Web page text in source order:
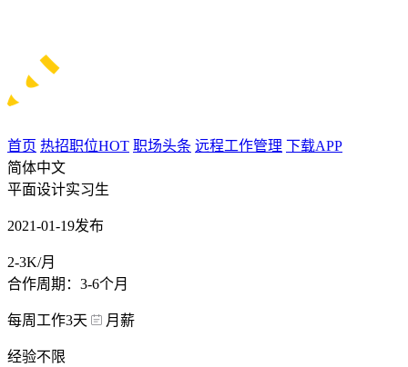
首页 热招职位HOT 职场头条 远程工作管理 下载APP
简体中文
平面设计实习生
2021-01-19发布
2-3K/月
合作周期：3-6个月
每周工作3天 月薪
经验不限